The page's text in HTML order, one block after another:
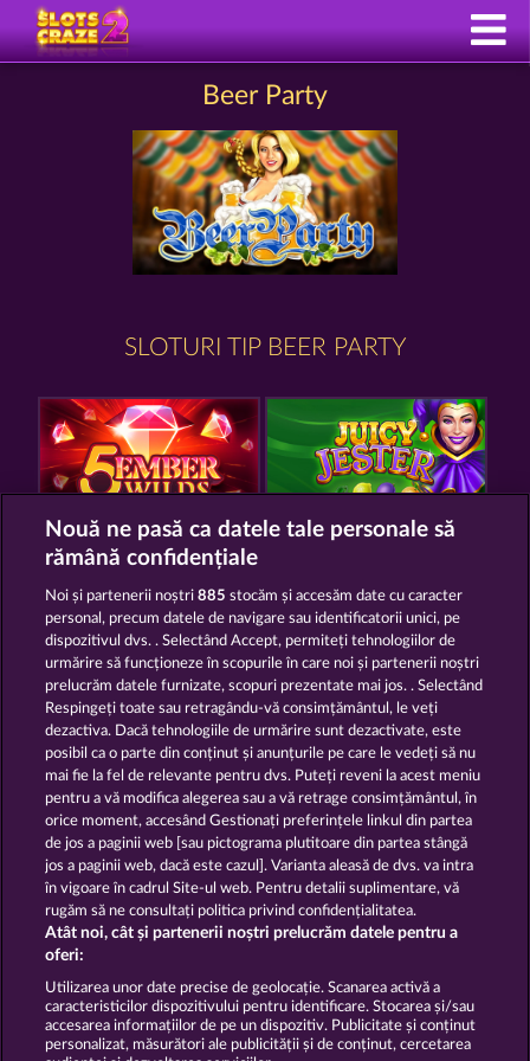
Beer Party
SLOTURI TIP BEER PARTY
5 EMBER WILDS JUICY JESTER
EGYPTIAN MOON SIMPLY THE BEST
Termeni și condiții
Declarație de confidențialitate
Asistență tehnică Firmă
Trimite Cererea de Retragere
Nouă ne pasă ca datele tale personale să
rămână confidențiale
Noi și partenerii noștri885 stocăm și accesăm date cu caracter
personal, precum datele de navigare sau identificatorii unici, pe
dispozitivul dvs. . Selectând Accept, permiteți tehnologiilor de
urmărire să funcționeze în scopurile în care noi și partenerii noștri
prelucrăm datele furnizate, scopuri prezentate mai jos. . Selectând
Respingeți toate sau retragându-vă consimțământul, le veți
dezactiva. Dacă tehnologiile de urmărire sunt dezactivate, este
posibil ca o parte din conținut și anunțurile pe care le vedeți să nu
mai fie la fel de relevante pentru dvs. Puteți reveni la acest meniu
pentru a vă modifica alegerea sau a vă retrage consimțământul, în
orice moment, accesând Gestionați preferințele linkul din partea
de jos a paginii web [sau pictograma plutitoare din partea stângă
jos a paginii web, dacă este cazul]. Varianta aleasă de dvs. va intra
în vigoare în cadrul Site-ul web. Pentru detalii suplimentare, vă
rugăm să ne consultați politica privind confidențialitatea.
Atât noi, cât și partenerii noștri prelucrăm datele pentru a
oferi:
Utilizarea unor date precise de geolocație. Scanarea activă a
caracteristicilor dispozitivului pentru identificare. Stocarea și/sau
accesarea informațiilor de pe un dispozitiv. Publicitate și conținut
personalizat, măsurători ale publicității și de conținut, cercetarea